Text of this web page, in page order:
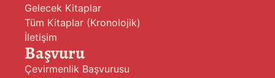
Gelecek Kitaplar
Tüm Kitaplar (Kronolojik)
İletişim
Başvuru
Çevirmenlik Başvurusu